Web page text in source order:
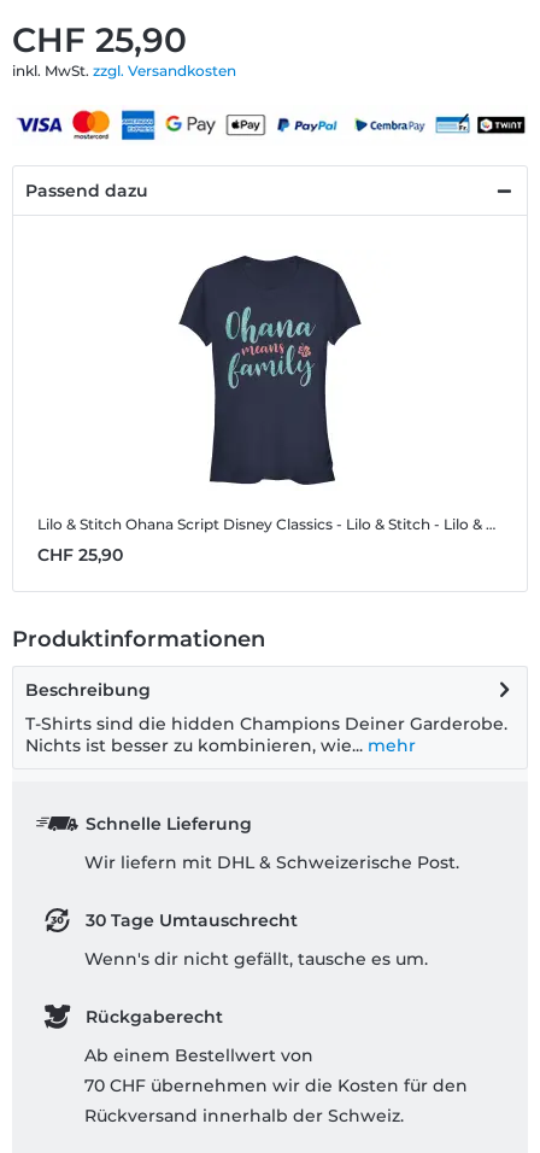
CHF 25,90
inkl. MwSt. zzgl. Versandkosten
Passend dazu
Lilo & Stitch Ohana Script Disney Classics - Lilo & Stitch - Lilo & Stitch Ohana Script - Frauen T-Shirt
CHF 25,90
Produktinformationen
Beschreibung
T-Shirts sind die hidden Champions Deiner Garderobe.
Nichts ist besser zu kombinieren, wie... mehr
Schnelle Lieferung
Wir liefern mit DHL & Schweizerische Post.
30 Tage Umtauschrecht
Wenn's dir nicht gefällt, tausche es um.
Rückgaberecht
Ab einem Bestellwert von
70 CHF übernehmen wir die Kosten für den
Rückversand innerhalb der Schweiz.